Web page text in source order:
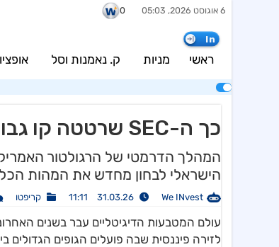
6 אוגוסט 2026, 05:03
In
0
ראשי מניות ק. נאמנות וסל
כך ה-SEC שרטטה קו גבול ברור בין מטבע דיגיטלי לנייר ערך
המהלך הדרמטי של הרגולטור
הישראלי לבחון מחדש את המהות
We INvest
31.03.26 11:11 קריפטו
עולם המטבעות הדיגיטליים עבר בשנים
לזירה פיננסית שבה פועלים הגופים